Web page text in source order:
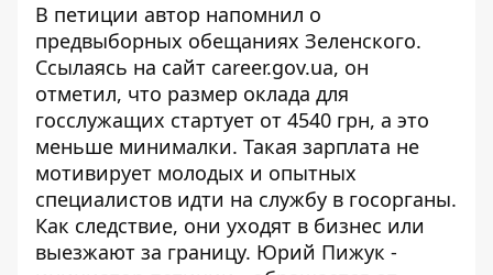
В петиции автор напомнил о
предвыборных обещаниях Зеленского.
Ссылаясь на сайт career.gov.ua, он
отметил, что размер оклада для
госслужащих стартует от 4540 грн, а это
меньше минималки. Такая зарплата не
мотивирует молодых и опытных
специалистов идти на службу в госорганы.
Как следствие, они уходят в бизнес или
выезжают за границу. Юрий Пижук -